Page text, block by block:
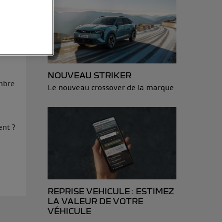
?
NOUVEAU STRIKER
Le nouveau crossover de la marque
REPRISE VEHICULE : ESTIMEZ
LA VALEUR DE VOTRE
VÉHICULE
en
IP
même
du mobile.